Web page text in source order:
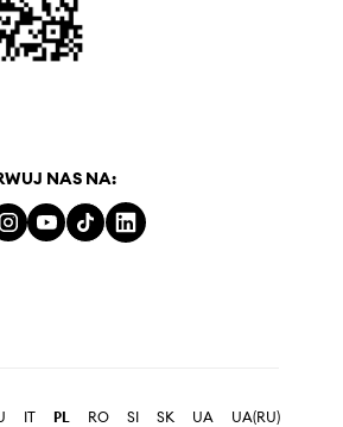
NAS NA:
IT PL RO SI SK UA UA(RU)